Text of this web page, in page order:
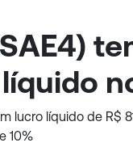
lucro líquido de R$
10%